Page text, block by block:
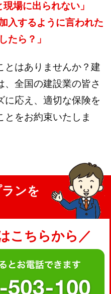
場に出られない」
入するように言われた
たら？」
はありませんか？建
全国の建設業の皆さ
に応え、適切な保険を
とをお約束いたしま
ンを
こちらから／